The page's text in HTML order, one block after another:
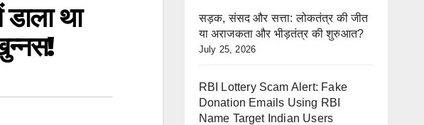
था
सड़क, संसद और सत्ता: लोकतंत्र की जीत
या अराजकता और भीड़तंत्र की शुरुआत?
July 25, 2026
RBI Lottery Scam Alert: Fake
Donation Emails Using RBI
Name Target Indian Users